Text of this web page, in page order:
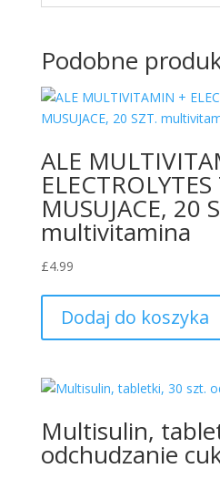
Podobne
ALE
MUSUJACE, 20
multivitamina
£4.99
Dodaj do koszyka
Multisulin,
odchudzanie